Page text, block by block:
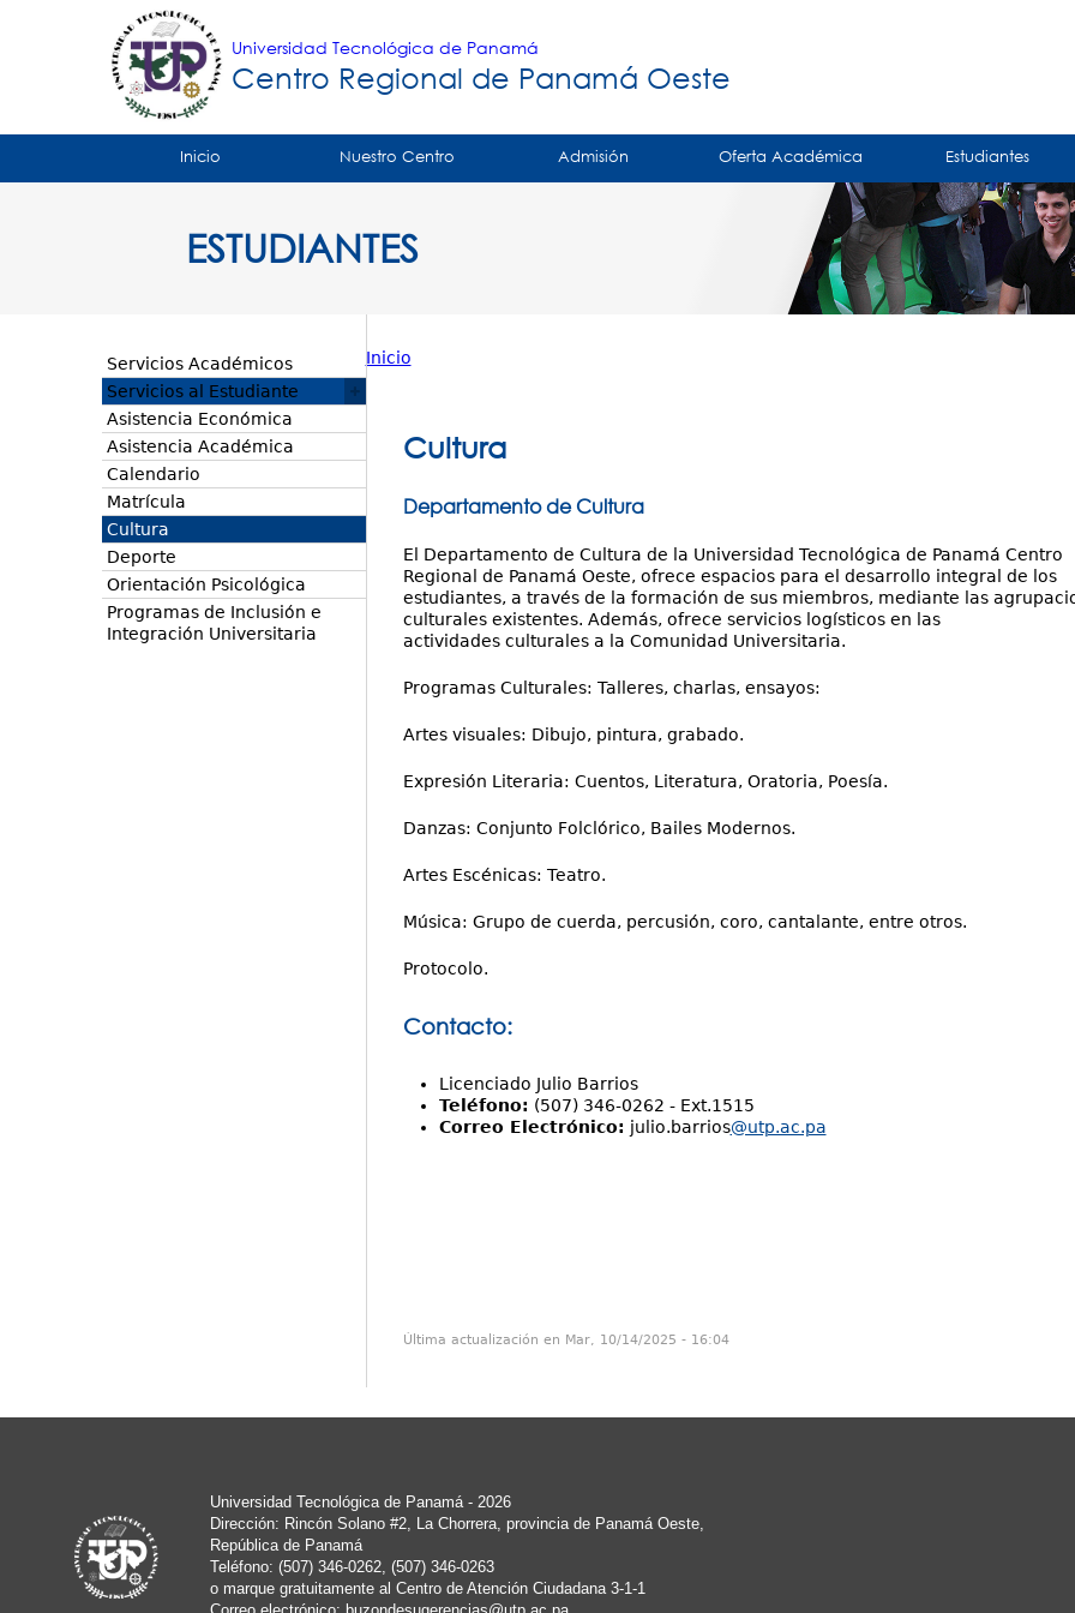
Universidad Tecnológica de Panamá
Centro Regional de Panamá Oeste
Tropical
Principal
Inicio Nuestro Centro Admisión Oferta Académica Estudiantes
ESTUDIANTES
está
Inicio
Cultura
Departamento de Cultura
El Departamento de Cultura de la Universidad Tecnológica de Panamá Centro
Regional de Panamá Oeste, ofrece espacios para el desarrollo integral de los
estudiantes, a través de la formación de sus miembros, mediante las
culturales existentes. Además, ofrece servicios logísticos en las
actividades culturales a la Comunidad Universitaria.
Programas Culturales: Talleres, charlas, ensayos:
Artes visuales: Dibujo, pintura, grabado.
Expresión Literaria: Cuentos, Literatura, Oratoria, Poesía.
Danzas: Conjunto Folclórico, Bailes Modernos.
Artes Escénicas: Teatro.
Música: Grupo de cuerda, percusión, coro, cantalante, entre otros.
Protocolo.
Contacto:
Licenciado Julio Barrios
Teléfono: (507) 346-0262 - Ext.1515
Correo Electrónico: julio.barrios@utp.ac.pa
Última actualización en Mar, 10/14/2025 - 16:04
Servicios Académicos
Servicios al Estudiante
Asistencia Económica
Asistencia Académica
Calendario
Matrícula
Cultura
Deporte
Orientación Psicológica
Programas de Inclusión e
Integración Universitaria
Universidad Tecnológica de Panamá - 2026
Dirección: Rincón Solano #2, La Chorrera, provincia de Panamá Oeste,
República de Panamá
Teléfono: (507) 346-0262, (507) 346-0263
o marque gratuitamente al Centro de Atención Ciudadana 3-1-1